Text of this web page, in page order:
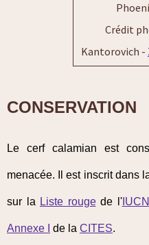
Crédit
Kantorovich -
CONSERVATION
Le cerf calamian est
menacée. Il est inscrit dans
sur la Liste rougede l'IUCN
Annexe I de la CITES.